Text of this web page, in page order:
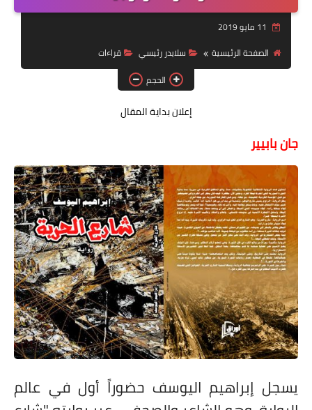
قراءات
دراسات
مقالات
فنون
شخصيات
ذاكرة كوباني
مواهب جديدة
منوعات
على مقام سبا
فيديوهات
اقتباسات روائية
أعداد جريدة سبا
الصفحة الرئيسية
سلايدر رئيسي
قراءات
الحجم
إعلان بداية المقال
جان بابيير
يسجل إبراهيم اليوسف حضوراً أول في عالم